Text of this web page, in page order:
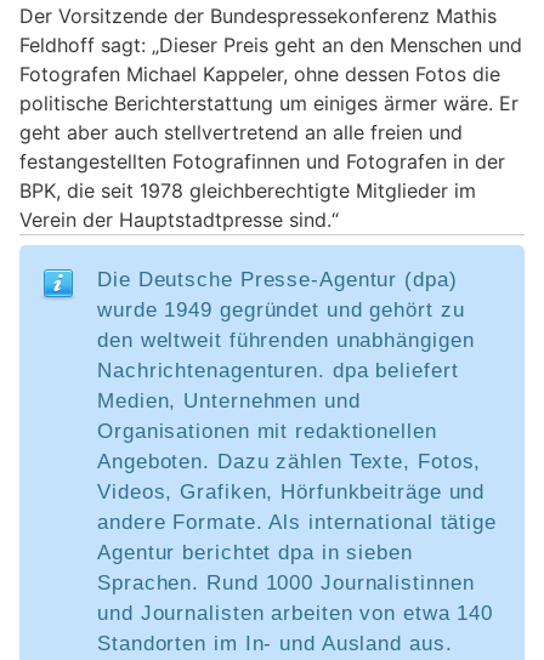
Der Vorsitzende der Bundespressekonferenz Mathis
Feldhoff sagt: „Dieser Preis geht an den Menschen und
Fotografen Michael Kappeler, ohne dessen Fotos die
politische Berichterstattung um einiges ärmer wäre. Er
geht aber auch stellvertretend an alle freien und
festangestellten Fotografinnen und Fotografen in der
BPK, die seit 1978 gleichberechtigte Mitglieder im
Verein der Hauptstadtpresse sind.“
Die Deutsche Presse-Agentur (dpa)
wurde 1949 gegründet und gehört zu
den weltweit führenden unabhängigen
Nachrichtenagenturen. dpa beliefert
Medien, Unternehmen und
Organisationen mit redaktionellen
Angeboten. Dazu zählen Texte, Fotos,
Videos, Grafiken, Hörfunkbeiträge und
andere Formate. Als international tätige
Agentur berichtet dpa in sieben
Sprachen. Rund 1000 Journalistinnen
und Journalisten arbeiten von etwa 140
Standorten im In- und Ausland aus.